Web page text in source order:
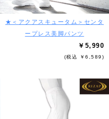
★＜アクアスキュータム＞センタ
ープレス美脚パンツ
￥5,990
(税込 ￥6,589)